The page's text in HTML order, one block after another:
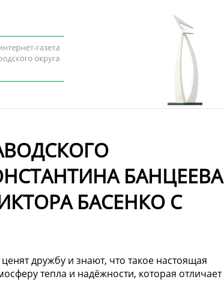
БАНЦЕЕВА
БАСЕНКО С
дружбу и знают, что такое настоящая
тепла и надёжности, которая отличает